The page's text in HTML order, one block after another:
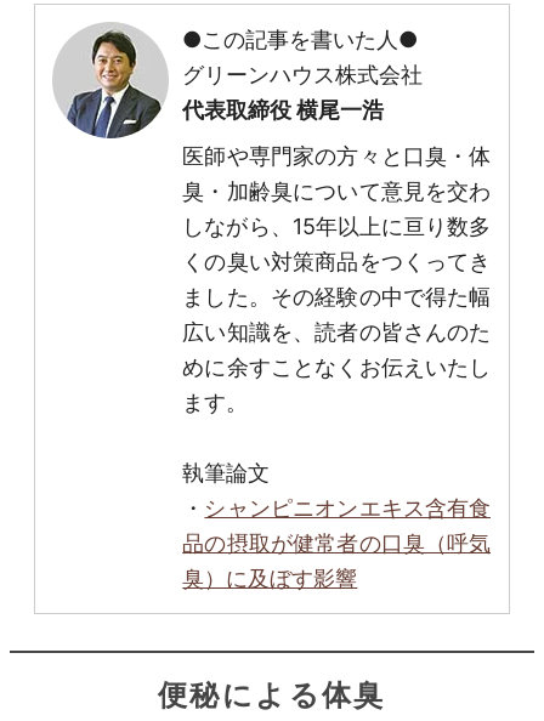
●この記事を書いた人●
グリーンハウス株式会社
代表取締役 横尾一浩
医師や専門家の方々と口臭・体
臭・加齢臭について意見を交わ
しながら、15年以上に亘り数多
くの臭い対策商品をつくってき
ました。その経験の中で得た幅
広い知識を、読者の皆さんのた
めに余すことなくお伝えいたし
ます。
執筆論文
・ シャンピニオンエキス含有食
品の摂取が健常者の口臭（呼気
臭）に及ぼす影響
便秘による体臭